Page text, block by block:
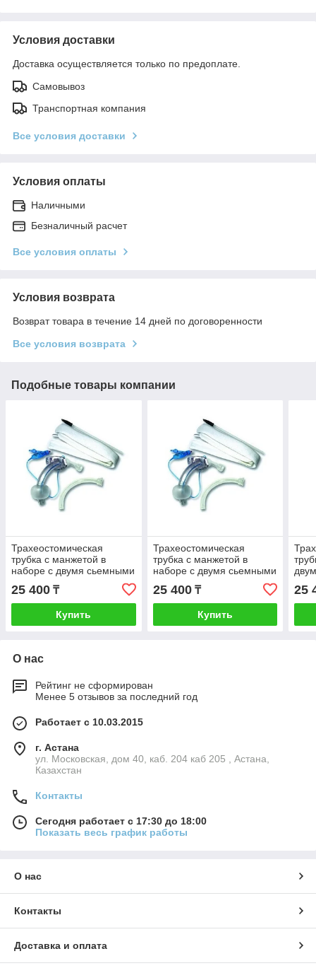
Условия доставки
Доставка осуществляется только по предоплате.
Самовывоз
Транспортная компания
Все условия доставки
Условия оплаты
Наличными
Безналичный расчет
Все условия оплаты
Условия возврата
Возврат товара в течение 14 дней по договоренности
Все условия возврата
Подобные товары компании
Трахеостомическая
трубка с манжетой в
наборе с двумя сьемными
канюлями 7 мм
25 400 ₸
Купить
Трахеостомическая
трубка с манжетой в
наборе с двумя сьемными
канюлями 8 мм
25 400₸
Купить
25
О нас
Рейтинг не сформирован
Менее 5 отзывов за последний год
Работает с 10.03.2015
г. Астана
ул. Московская, дом 40, каб. 204 каб 205 , Астана,
Казахстан
Контакты
Сегодня работает с 17:30 до 18:00
Показать весь график работы
О нас
Контакты
Доставка и оплата